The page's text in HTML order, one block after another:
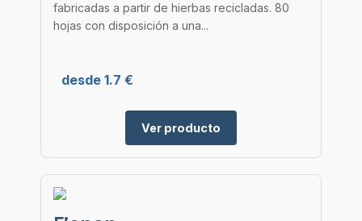
fabricadas a partir de hierbas recicladas. 80
hojas con disposición a una...
desde 1.7 €
Ver producto